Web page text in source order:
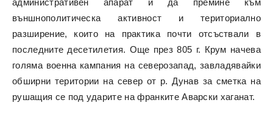
административен апарат и да премине към
външнополитическа активност и териториално
разширение, които на практика почти отсъствали в
последните десетилетия. Още през 805 г. Крум начева
голяма военна кампания на северозапад, завладявайки
обширни територии на север от р. Дунав за сметка на
рушащия се под ударите на франките Аварски хаганат.